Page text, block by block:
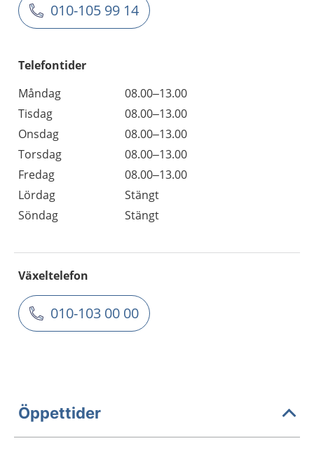
010-105 99 14
Telefontider
Måndag
08.00–13.00
Tisdag
08.00–13.00
Onsdag
08.00–13.00
Torsdag
08.00–13.00
Fredag
08.00–13.00
Lördag
Stängt
Söndag
Stängt
Växeltelefon
010-103 00 00
Öppettider